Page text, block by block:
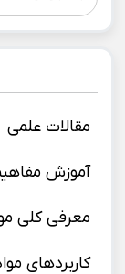
مقالات علمی
آموزش
معرفی کلی
کاربردهای